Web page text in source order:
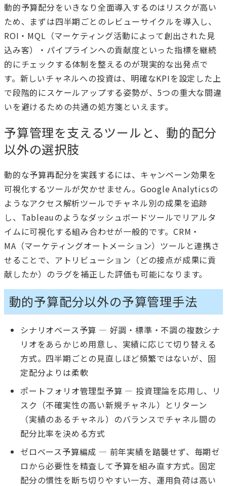
動的予算配分をいきなり全面導入するのはリスクが高い
ため、まずは四半期ごとのレビューサイクルを導入し、
ROI・MQL（マーケティング活動によって創出された見
込み客）・パイプラインへの貢献度といった指標を継続
的にチェックする体制を整えるのが現実的な出発点で
す。新しいチャネルへの投資は、明確なKPIを設定した上
で段階的にスケールアップする姿勢が、5つの重大な間違
いを避けるための共通の処方箋といえます。
予算管理を支えるツールと、動的配分
以外の選択肢
動的な予算再配分を実践するには、キャンペーン効果を
可視化するツールが欠かせません。Google Analyticsの
ようなアクセス解析ツールでチャネル別の成果を追跡
し、Tableauのようなダッシュボードツールでリアルタ
イムに可視化する組み合わせが一般的です。CRM・
MA（マーケティングオートメーション）ツールと連携さ
せることで、アトリビューション（どの接点が成果に貢
献したか）のラグを補正した評価も可能になります。
動的予算配分以外の予算管理手法
シナリオベース予算 — 好調・標準・不調の複数シナ
リオをあらかじめ用意し、実績に応じて切り替える
方式。四半期ごとの見直しほど頻繁ではないが、固
定配分よりは柔軟
ポートフォリオ管理型予算 — 投資理論を応用し、リ
スク（不確実性の高い新規チャネル）とリターン
（実績のあるチャネル）のバランスでチャネル間の
配分比率を決める方式
ゼロベース予算編成 — 前年実績を踏襲せず、毎期ゼ
ロから必要性を精査して予算を組み直す方式。固定
配分の慣性を断ち切りやすい一方、運用負荷は高い